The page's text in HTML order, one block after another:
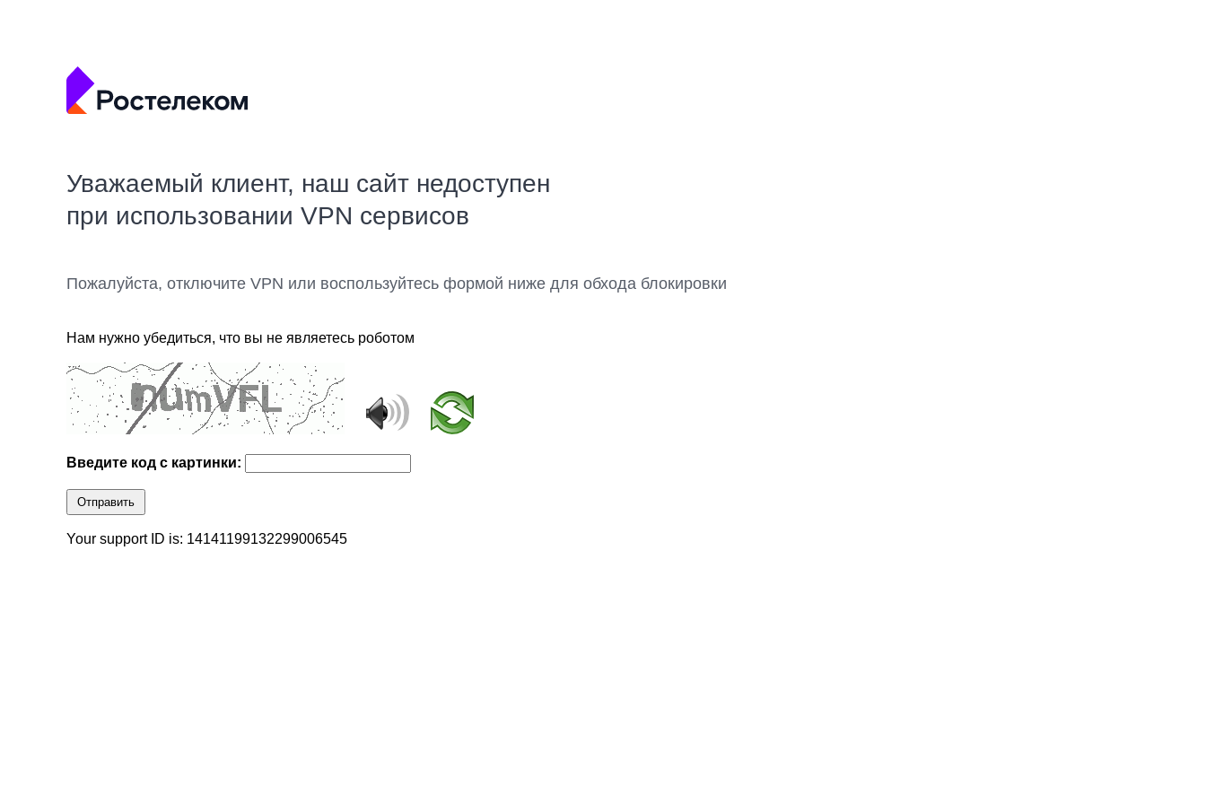
Уважаемый клиент, наш сайт недоступен
при использовании VPN сервисов
Пожалуйста, отключите VPN или воспользуйтесь формой ниже для обхода блокировки
Нам нужно убедиться, что вы не являетесь роботом
Введите код с картинки:
Отправить
Your support ID is: 14141199132299006545